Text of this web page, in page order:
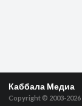
Каббала Медиа
Copyright © 2003-2026